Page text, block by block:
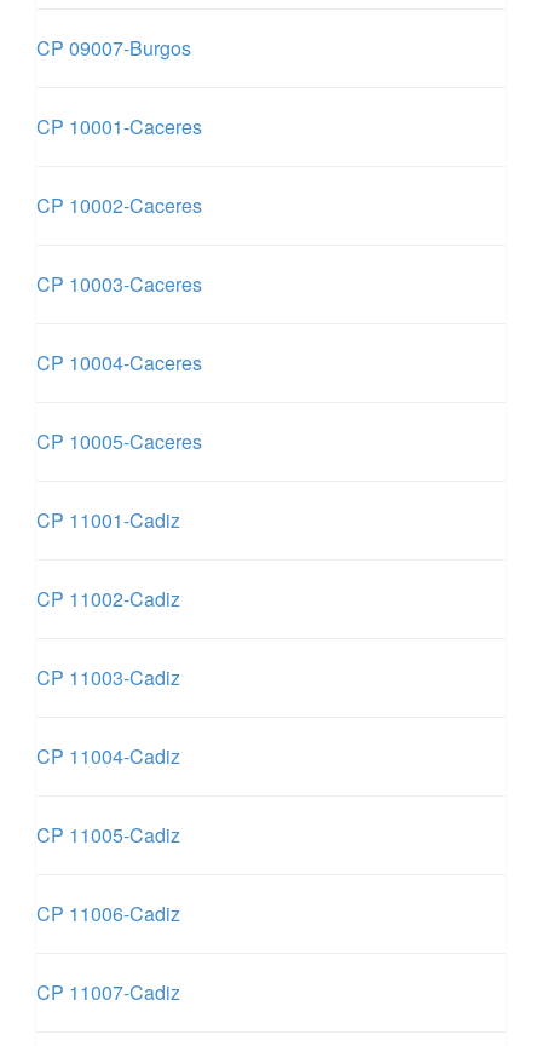
CP 09007-Burgos
CP 10001-Caceres
CP 10002-Caceres
CP 10003-Caceres
CP 10004-Caceres
CP 10005-Caceres
CP 11001-Cadiz
CP 11002-Cadiz
CP 11003-Cadiz
CP 11004-Cadiz
CP 11005-Cadiz
CP 11006-Cadiz
CP 11007-Cadiz